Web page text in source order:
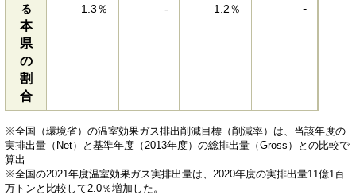
る
本
県
の
割
合
1.3％ - 1.2％ -
※全国（環境省）の温室効果ガス排出削減目標（削減率）は、当該年度の
実排出量（Net）と基準年度（2013年度）の総排出量（Gross）との比較で
算出
※全国の2021年度温室効果ガス実排出量は、2020年度の実排出量11億1百
万トンと比較して2.0％増加した。